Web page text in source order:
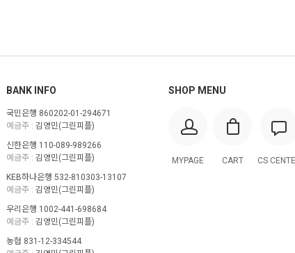
BANK INFO
국민은행 860202-01-294671
예금주 : 김영민(그린피플)
신한은행 110-089-989266
예금주 : 김영민(그린피플)
KEB하나은행 532-810303-13107
예금주 : 김영민(그린피플)
우리은행 1002-441-698684
예금주 : 김영민(그린피플)
농협 831-12-334544
SHOP MENU
MYPAGE CART CS